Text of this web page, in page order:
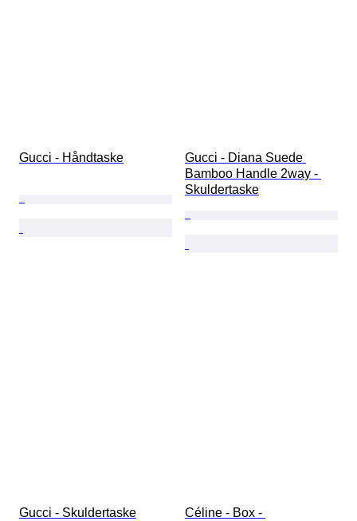
Gucci - Håndtaske
Gucci - Diana Suede
Bamboo Handle 2way -
Skuldertaske
Gucci - Skuldertaske
Céline - Box -